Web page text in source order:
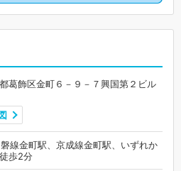
葛飾区金町６－９－７興国第２ビル
線金町駅、京成線金町駅、いずれか
歩2分